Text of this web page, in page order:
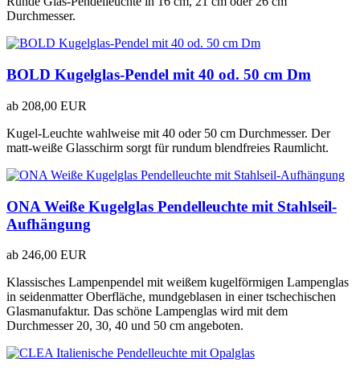
Durchmesser.
BOLD Kugelglas-Pendel mit 40 od. 50 cm Dm
ab 208,00 EUR
Kugel-Leuchte wahlweise mit 40 oder 50 cm Durchmesser. Der
matt-weiße Glasschirm sorgt für rundum blendfreies Raumlicht.
ONA Weiße Kugelglas Pendelleuchte mit Stahlseil-
Aufhängung
ab 246,00 EUR
Klassisches Lampenpendel mit weißem kugelförmigen Lampenglas
in seidenmatter Oberfläche, mundgeblasen in einer tschechischen
Glasmanufaktur. Das schöne Lampenglas wird mit dem
Durchmesser 20, 30, 40 und 50 cm angeboten.